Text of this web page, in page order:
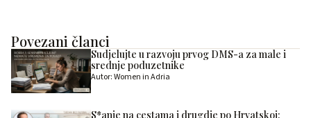
Povezani članci
Sudjelujte u razvoju prvog DMS-a za male i
srednje poduzetnike
Autor: Women in Adria
S*anje na cestama i drugdje po Hrvatskoj: